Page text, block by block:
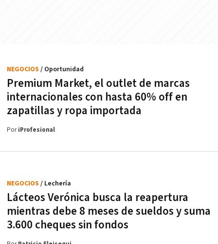
Premium Market, el outlet de marcas
internacionales con hasta 60% off en
zapatillas y ropa importada
NEGOCIOS / Oportunidad
PoriProfesional
Lácteos Verónica busca la reapertura
mientras debe 8 meses de sueldos y suma
3.600 cheques sin fondos
NEGOCIOS / Lechería